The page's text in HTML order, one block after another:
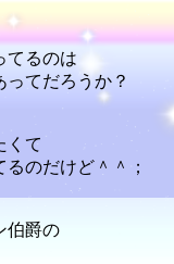
てるのは
てだろうか？
くて
のだけど＾＾；
伯爵の